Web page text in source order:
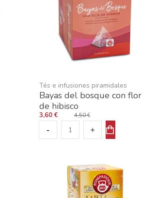
Tés e infusiones piramidales
Bayas del bosque con flor
de hibisco
3,60 € 4,50 €